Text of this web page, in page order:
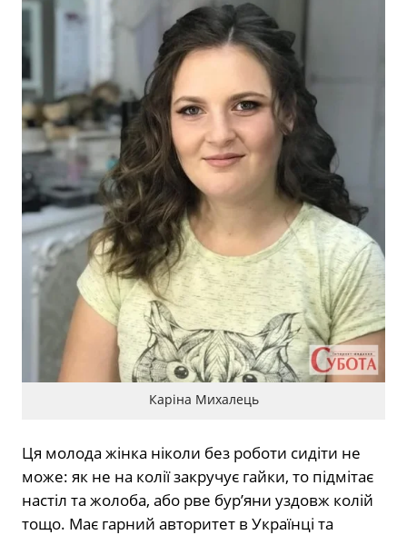
Каріна Михалець
Ця молода жінка ніколи без роботи сидіти не
може: як не на колії закручує гайки, то підмітає
настіл та жолоба, або рве бур’яни уздовж колій
тощо. Має гарний авторитет в Українці та